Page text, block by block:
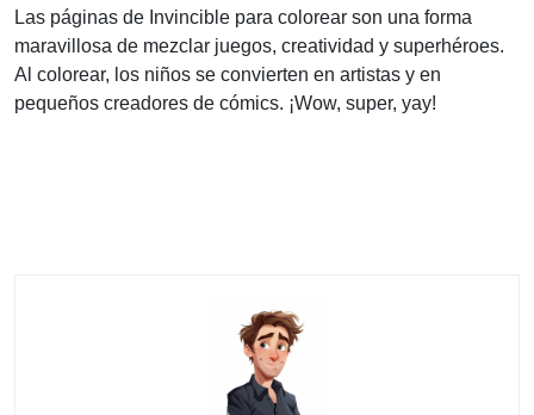
Las páginas de Invincible para colorear son una forma
maravillosa de mezclar juegos, creatividad y superhéroes.
Al colorear, los niños se convierten en artistas y en
pequeños creadores de cómics. ¡Wow, super, yay!